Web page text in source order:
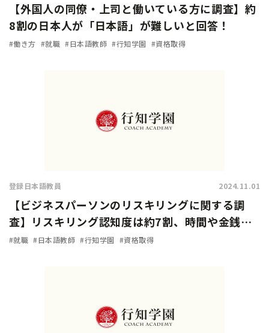
【外国人の同僚・上司と働いている方に調査】約
8割の日本人が「日本語」が難しいと回答！
#働き方 #就職 #日本語教師 #行知学園 #資格取得
登録日本語教員 2024.11.01
【ビジネスパーソンのリスキリングに関する調
査】リスキリング認知度は約7割、時間や金銭的
余裕があれば「挑戦したい」人は9割に上る
#就職 #日本語教師 #行知学園 #資格取得